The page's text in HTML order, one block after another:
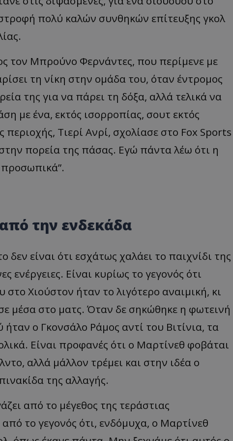
πολύ καλών συνθηκών επίτευξης γκολ
τον Μπρούνο Φερνάντες, που περίμενε με
τη νίκη στην ομάδα του, όταν έντρομος
της για να πάρει τη δόξα, αλλά τελικά να
με ένα, εκτός ισορροπίας, σουτ εκτός
Τιερί Ανρί, σχολίασε στο Fox Sports
πορεία της πάσας. Εγώ πάντα λέω ότι η
την ενδεκάδα
είναι ότι εσχάτως χαλάει το παιχνίδι της
ενέργειες. Είναι κυρίως το γεγονός ότι
Χιούστον ήταν το λιγότερο αναιμική, κι
μέσα στο ματς. Όταν δε σηκώθηκε η φωτεινή
ο Γκονσάλο Ράμος αντί του Βιτίνια, τα
Είναι προφανές ότι ο Μαρτίνεθ φοβάται
αλλά μάλλον τρέμει και στην ιδέα ο
της αλλαγής.
από το μέγεθος της τεράστιας
το γεγονός ότι, ενδόμυχα, ο Μαρτίνεθ